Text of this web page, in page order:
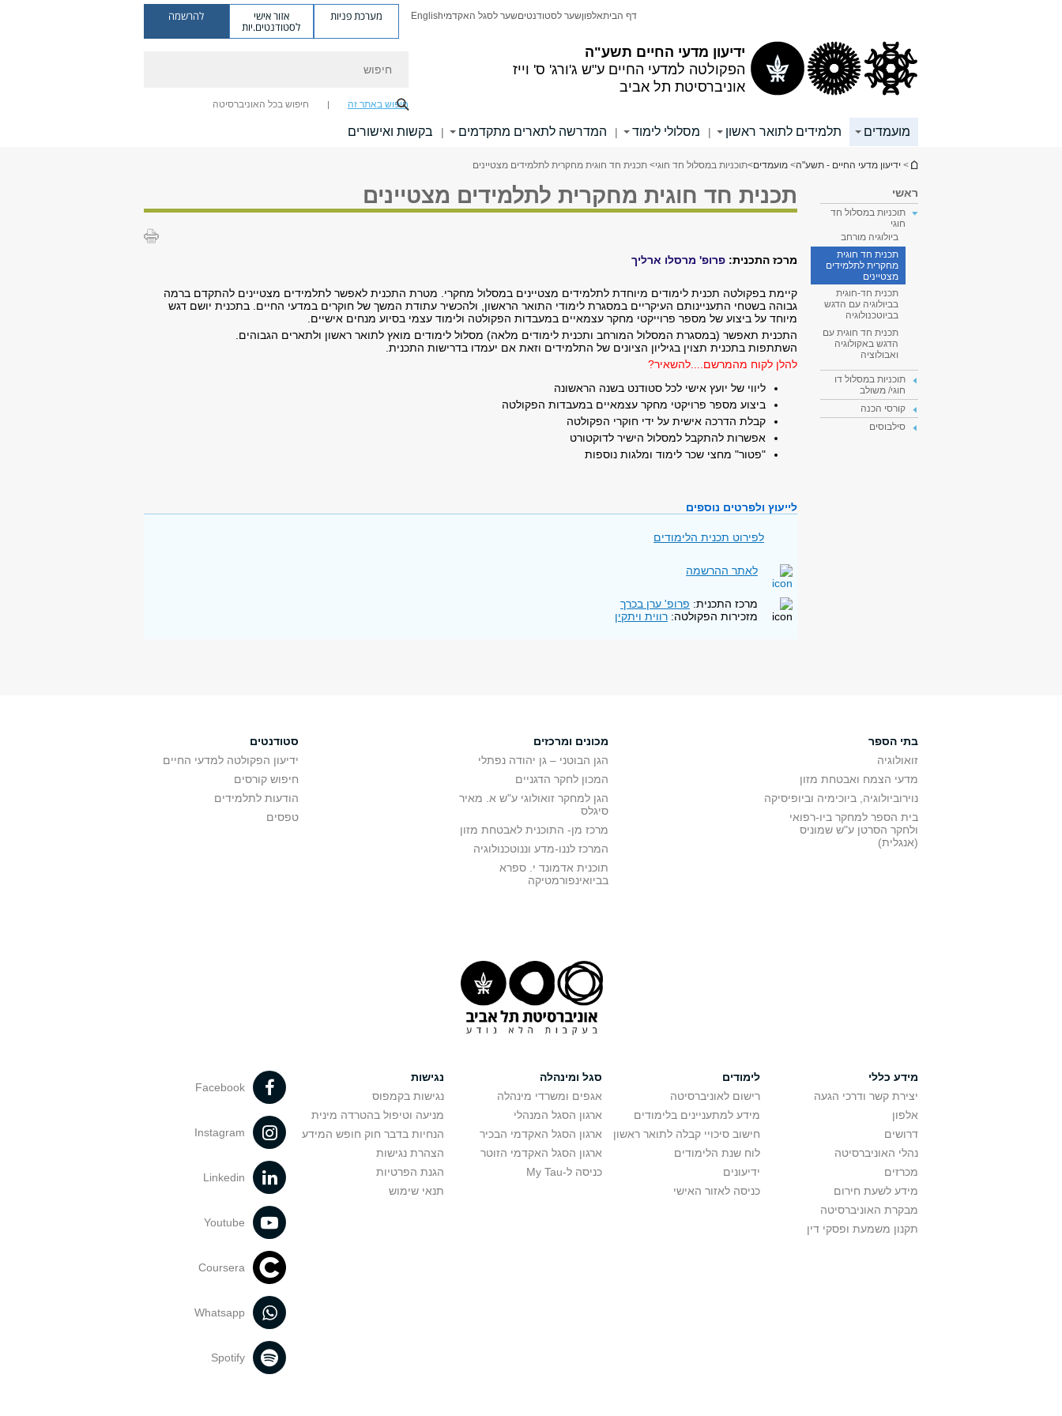
ידיעון מדעי החיים תשע"ה
הפקולטה למדעי החיים ע"ש ג'ורג' ס' וייז
אוניברסיטת תל אביב
דף הביתאלפוןשער לסטודנטיםשער לסגל האקדמיEnglish מערכת פניות אזור אישי
לסטודנטים.יות
להרשמה
חיפוש באתר זה חיפוש בכל האוניברסיטה
מועמדים תלמידים לתואר ראשון | מסלולי לימוד | המדרשה לתארים מתקדמים | בקשות ואישורים
הינך נמצא כאן
> ידיעון מדעי החיים - תשע"ה> מועמדים>תוכניות במסלול חד חוגי> תכנית חד חוגית מחקרית לתלמידים מצטיינים
ראשי
תוכניות במסלול חד
חוגי
ביולוגיה מורחב
תכנית חד חוגית
מחקרית לתלמידים
מצטיינים
תכנית חד-חוגית
בביולוגיה עם הדגש
בביוטכנולוגיה
תכנית חד חוגית עם
הדגש באקולוגיה
ואבולוציה
תוכניות במסלול דו
חוגי/ משולב
קורסי הכנה
סילבוסים
תכנית חד חוגית מחקרית לתלמידים מצטיינים
מרכז התכנית: פרופ' מרסלו ארליך
קיימת בפקולטה תכנית לימודים מיוחדת לתלמידים מצטיינים במסלול מחקרי. מטרת התכנית לאפשר לתלמידים מצטיינים להתקדם ברמה
גבוהה בשטחי התעניינותם העיקריים במסגרת לימודי התואר הראשון, ולהכשיר עתודת המשך של חוקרים במדעי החיים. בתכנית יושם דגש
מיוחד על ביצוע של מספר פרוייקטי מחקר עצמאיים במעבדות הפקולטה ולימוד עצמי בסיוע מנחים אישיים.
התכנית תאפשר (במסגרת המסלול המורחב ותכנית לימודים מלאה) מסלול לימודים מואץ לתואר ראשון ולתארים הגבוהים.
השתתפות בתכנית תצוין בגיליון הציונים של התלמידים וזאת אם יעמדו בדרישות התכנית.
להלן לקוח מהמרשם....להשאיר?
ליווי של יועץ אישי לכל סטודנט בשנה הראשונה
ביצוע מספר פרויקטי מחקר עצמאיים במעבדות הפקולטה
קבלת הדרכה אישית על ידי חוקרי הפקולטה
אפשרות להתקבל למסלול הישיר לדוקטורט
"פטור" מחצי שכר לימוד ומלגות נוספות
לייעוץ ולפרטים נוספים
לפירוט תכנית הלימודים
לאתר ההרשמה
מרכז התכנית: פרופ' ערן בכרך
מזכירות הפקולטה: רווית ויתקין
בתי הספר
זואולוגיה
מדעי הצמח ואבטחת מזון
נוירוביולוגיה, ביוכימיה וביופיסיקה
בית הספר למחקר ביו-רפואי
ולחקר הסרטן ע"ש שמוניס
(אנגלית)
מכונים ומרכזים
הגן הבוטני – גן יהודה נפתלי
המכון לחקר הדגניים
הגן למחקר זואולוגי ע"ש א. מאיר
סיגלס
מרכז מן- התוכנית לאבטחת מזון
המרכז לננו-מדע וננוטכנולוגיה
תוכנית אדמונד י. ספרא
בביואינפורמטיקה
סטודנטים
ידיעון הפקולטה למדעי החיים
חיפוש קורסים
הודעות לתלמידים
טפסים
מידע כללי
יצירת קשר ודרכי הגעה
אלפון
דרושים
נהלי האוניברסיטה
מכרזים
מידע לשעת חירום
מבקרת האוניברסיטה
תקנון משמעת ופסקי דין
לימודים
רישום לאוניברסיטה
מידע למתעניינים בלימודים
חישוב סיכויי קבלה לתואר ראשון
לוח שנת הלימודים
ידיעונים
כניסה לאזור האישי
סגל ומינהלה
אגפים ומשרדי מינהלה
ארגון הסגל המנהלי
ארגון הסגל האקדמי הבכיר
ארגון הסגל האקדמי הזוטר
כניסה ל-My Tau
נגישות
נגישות בקמפוס
מניעה וטיפול בהטרדה מינית
הנחיות בדבר חוק חופש המידע
הצהרת נגישות
הגנת הפרטיות
תנאי שימוש
Facebook
Instagram
Linkedin
Youtube
Coursera
Whatsapp
Spotify